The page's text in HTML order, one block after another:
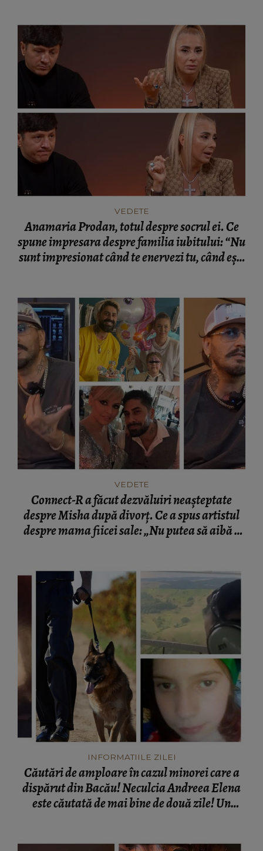
VEDETE
Anamaria Prodan, totul despre socrul ei. Ce
spune impresara despre familia iubitului: “Nu
sunt impresionat când te enervezi tu, când ești
VEDETE
Connect-R a făcut dezvăluiri neașteptate
despre Misha după divorț. Ce a spus artistul
despre mama fiicei sale: „Nu putea să aibă o
INFORMATIILE ZILEI
Căutări de amploare în cazul minorei care a
dispărut din Bacău! Neculcia Andreea Elena
este căutată de mai bine de două zile! Un